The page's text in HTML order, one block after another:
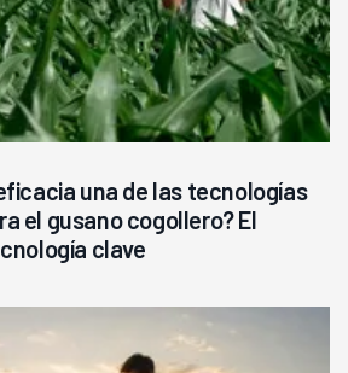
una de las tecnologías
el gusano cogollero? El
clave